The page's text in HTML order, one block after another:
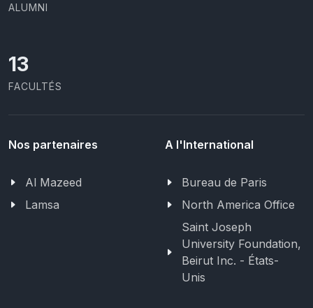
ALUMNI
13
FACULTÉS
Nos partenaires
Al Mazeed
Lamsa
A l'International
Bureau de Paris
North America Office
Saint Joseph
University Foundation,
Beirut Inc. - États-
Unis